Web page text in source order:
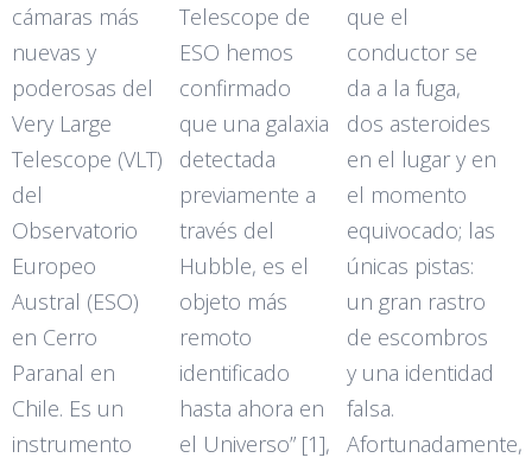
cámaras más
nuevas y
poderosas del
Very Large
Telescope (VLT)
del
Observatorio
Europeo
Austral (ESO)
en Cerro
Paranal en
Chile. Es un
instrumento
Telescope de
ESO hemos
confirmado
que una galaxia
detectada
previamente a
través del
Hubble, es el
objeto más
remoto
identificado
hasta ahora en
el Universo” [1],
que el
conductor se
da a la fuga,
dos asteroides
en el lugar y en
el momento
equivocado; las
únicas pistas:
un gran rastro
de escombros
y una identidad
falsa.
Afortunadamente,